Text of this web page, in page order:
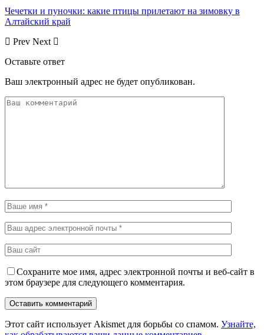
Чечетки и пуночки: какие птицы прилетают на зимовку в
Алтайский край
Prev Next
Оставьте ответ
Ваш электронный адрес не будет опубликован.
Сохраните мое имя, адрес электронной почты и веб-сайт в
этом браузере для следующего комментария.
Этот сайт использует Akismet для борьбы со спамом. Узнайте,